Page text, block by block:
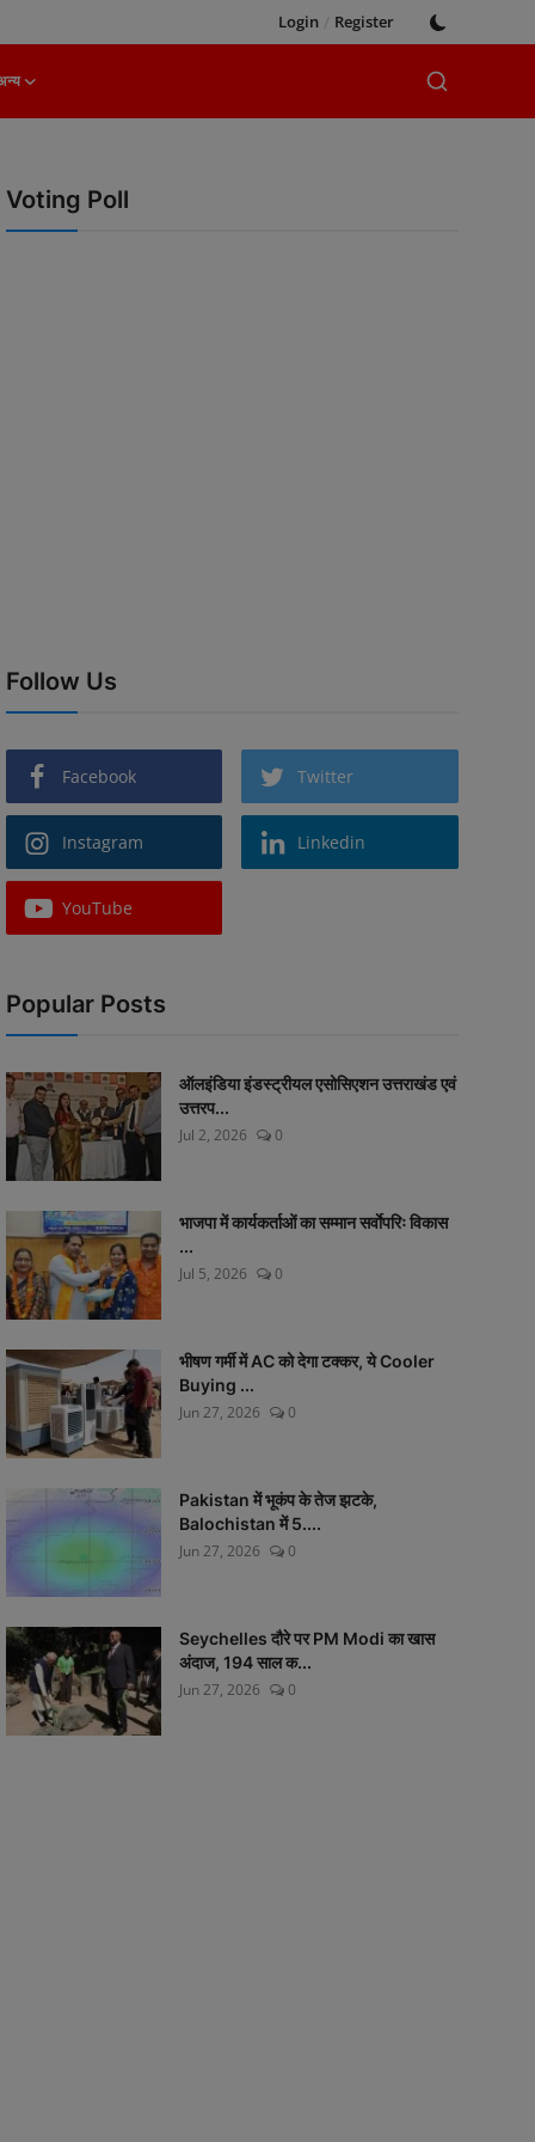
Login / Register
Voting Poll
Follow Us
Facebook Twitter
Instagram Linkedin
YouTube
Popular Posts
ऑलइंडिया इंडस्ट्रीयल एसोसिएशन उत्तराखंड एवं
उत्तरप...
Jul 2, 2026
0
भाजपा में कार्यकर्ताओं का सम्मान सर्वाेपरिः विकास
...
Jul 5, 2026
0
भीषण गर्मी में AC को देगा टक्कर, ये Cooler
Buying ...
Jun 27, 2026
0
Pakistan में भूकंप के तेज झटके,
Balochistan में 5....
Jun 27, 2026
0
Seychelles दौरे पर PM Modi का खास
अंदाज, 194 साल क...
Jun 27, 2026
0